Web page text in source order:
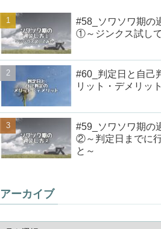
#58_ソワソワ期の
①～ジンクス試し
#60_判定日と自己
リット・デメリット
#59_ソワソワ期の
②～判定日までに
と～
アーカイブ